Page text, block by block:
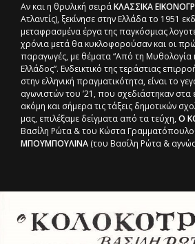
Αν και η θρυλική σειράΚΛΑΣΣΙΚΑ
Ατλαντίς), ξεκίνησε στην Ελλάδα το 1951
μεταφρασμένα έργα της παγκόσμιας
χρόνια μετά θα κυκλοφορούσαν και οι
παραγωγές, με θέματα “Από τη Μυθολογία
Ελλάδος”. Ενδεικτικό της τεράστιας
στην ελληνική πραγματικότητα, είναι το
αγωνιστών του ’21, που σχεδιάστηκαν
ακόμη και σήμερα τις τάξεις δημοτικών
μας, επιλέξαμε δείγματα από τα τεύχη, Ο
Βασίλη Ρώτα & του Κώστα
ΜΠΟΥΜΠΟΥΛΙΝΑ (του Βασίλη Ρώτα &